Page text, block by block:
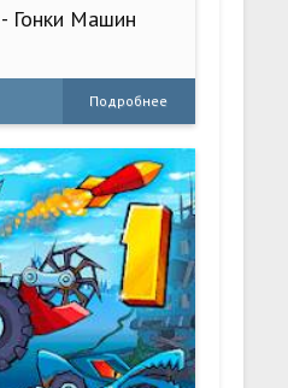
Гонки Машин
Подробнее